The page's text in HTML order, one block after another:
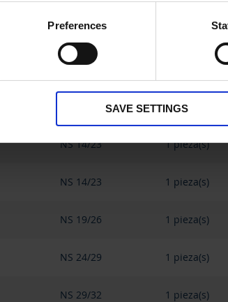
and the use of your personal data please
Preferences
SAVE SETTINGS
NS 12/21
NS 14/23
NS 14/23
NS 14/23
NS 19/26
NS 24/29
NS 29/32
1 pieza(s)
1 pieza(s)
1 pieza(s)
1 pieza(s)
1 pieza(s)
1 pieza(s)